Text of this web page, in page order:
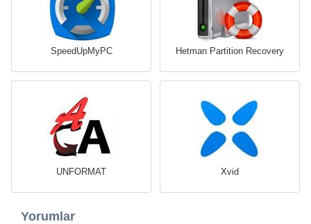
SpeedUpMyPC Hetman Partition Recovery
UNFORMAT Xvid
Yorumlar